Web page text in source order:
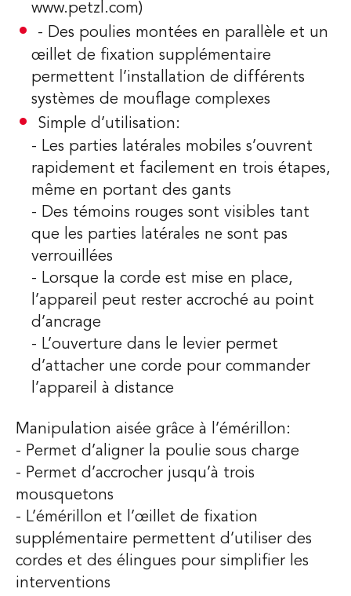
www.petzl.com)
- Des poulies montées en parallèle et un
œillet de fixation supplémentaire
permettent l’installation de différents
systèmes de mouflage complexes
Simple d’utilisation:
- Les parties latérales mobiles s’ouvrent
rapidement et facilement en trois étapes,
même en portant des gants
- Des témoins rouges sont visibles tant
que les parties latérales ne sont pas
verrouillées
- Lorsque la corde est mise en place,
l’appareil peut rester accroché au point
d’ancrage
- L’ouverture dans le levier permet
d’attacher une corde pour commander
l’appareil à distance
Manipulation aisée grâce à l’émérillon:
- Permet d’aligner la poulie sous charge
- Permet d’accrocher jusqu’à trois
mousquetons
- L’émérillon et l’œillet de fixation
supplémentaire permettent d’utiliser des
cordes et des élingues pour simplifier les
interventions